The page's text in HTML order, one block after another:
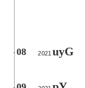
-08 2021uyG